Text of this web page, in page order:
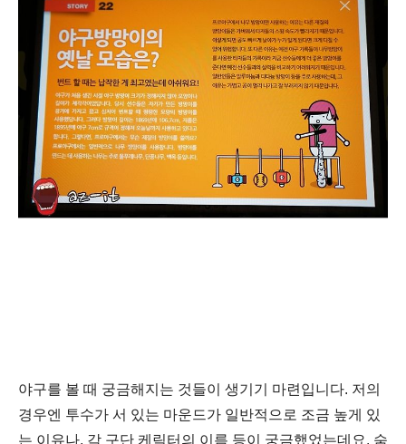
야구를 볼 때 궁금해지는 것들이 생기기 마련입니다. 저의
경우엔 투수가 서 있는 마운드가 일반적으로 조금 높게 있
는 이유나, 각 구단 케릭터의 이름 등이 궁금했었는데요. 숨